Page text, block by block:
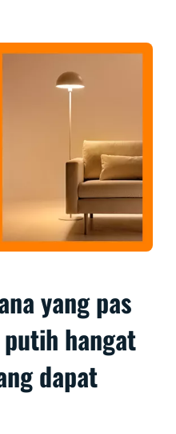
yang pas
hangat
dapat